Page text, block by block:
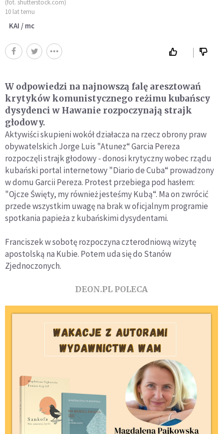
(fot. shutterstock.com)
10 lat temu
KAI / mc
W odpowiedzi na najnowszą falę aresztowań
krytyków komunistycznego reżimu kubańscy
dysydenci w Hawanie rozpoczynają strajk
głodowy.
Aktywiści skupieni wokół działacza na rzecz obrony praw
obywatelskich Jorge Luis "Atunez“ Garcia Pereza
rozpoczęli strajk głodowy - donosi krytyczny wobec rządu
kubański portal internetowy "Diario de Cuba“ prowadzony
w domu Garcii Pereza. Protest przebiega pod hasłem:
"Ojcze Święty, my również jesteśmy Kubą“. Ma on zwrócić
przede wszystkim uwagę na brak w oficjalnym programie
spotkania papieża z kubańskimi dysydentami.
Franciszek w sobotę rozpoczyna czterodniową wizytę
apostolską na Kubie. Potem uda się do Stanów
Zjednoczonych.
DEON.PL POLECA